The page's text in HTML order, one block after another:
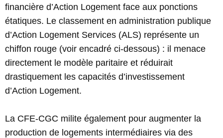
financière d’Action Logement face aux ponctions
étatiques. Le classement en administration publique
d’Action Logement Services (ALS) représente un
chiffon rouge (voir encadré ci-dessous) : il menace
directement le modèle paritaire et réduirait
drastiquement les capacités d’investissement
d’Action Logement.
La CFE-CGC milite également pour augmenter la
production de logements intermédiaires via des